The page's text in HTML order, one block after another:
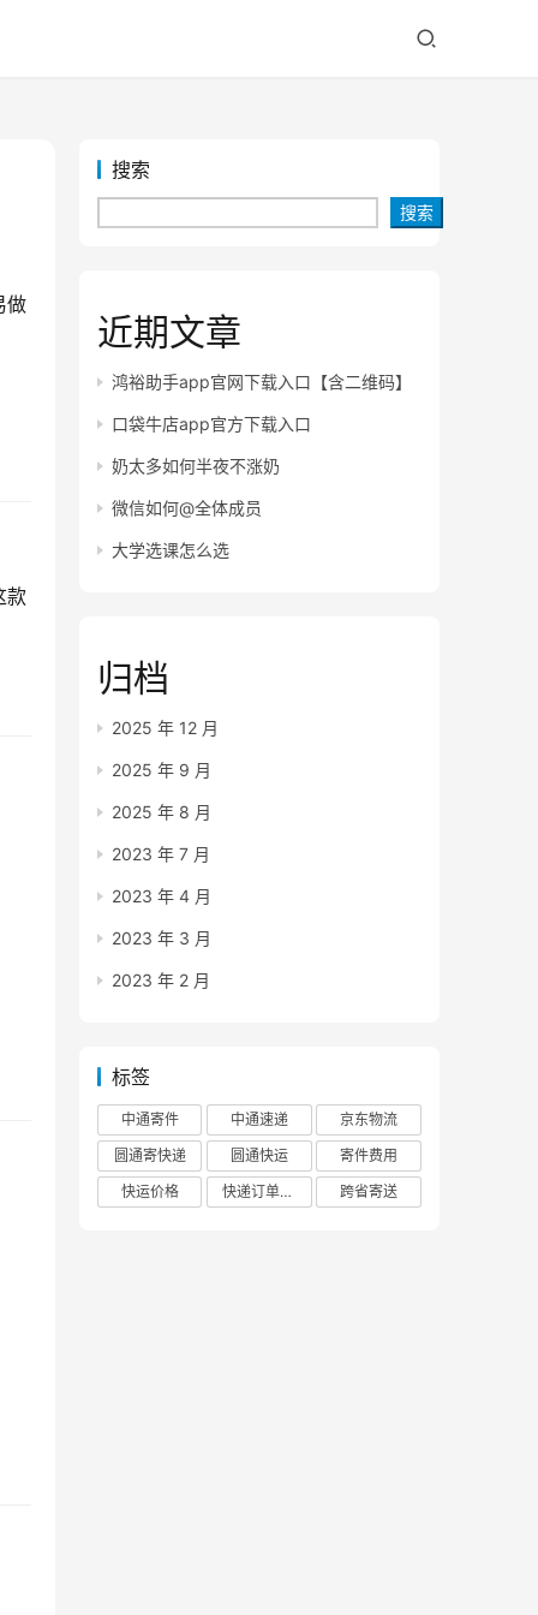
做
款
搜索
搜索
近期文章
鸿裕助手app官网下载入口【含二维码】
口袋牛店app官方下载入口
奶太多如何半夜不涨奶
微信如何@全体成员
大学选课怎么选
归档
2025 年 12 月
2025 年 9 月
2025 年 8 月
2023 年 7 月
2023 年 4 月
2023 年 3 月
2023 年 2 月
标签
中通寄件 中通速递
京东物流
圆通寄快递
圆通快运
寄件费用
快运价格
快递订单查询 跨省寄送